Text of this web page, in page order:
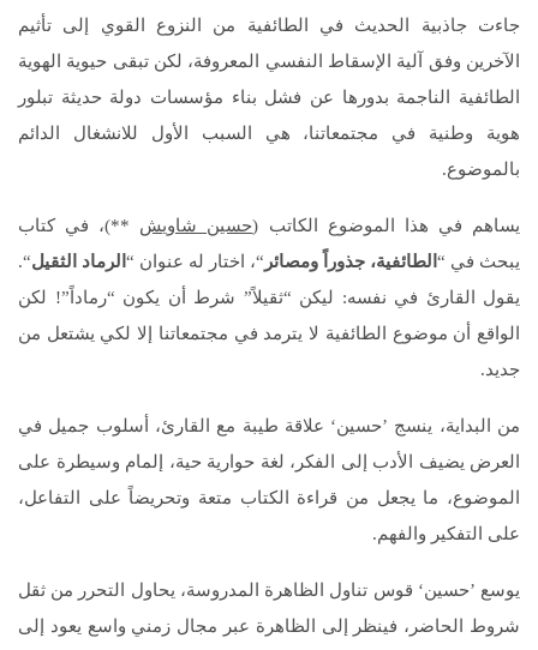
جاءت جاذبية الحديث في الطائفية من النزوع القوي إلى تأثيم
الآخرين وفق آلية الإسقاط النفسي المعروفة، لكن تبقى حيوية الهوية
الطائفية الناجمة بدورها عن فشل بناء مؤسسات دولة حديثة تبلور
هوية وطنية في مجتمعاتنا، هي السبب الأول للانشغال الدائم
بالموضوع.
يساهم في هذا الموضوع الكاتب (حسين شاويش **)، في كتاب
يبحث في “ الطائفية، جذوراً ومصائر “، اختار له عنوان “ الرماد الثقيل“.
يقول القارئ في نفسه: ليكن “ثقيلاً” شرط أن يكون “رماداً”! لكن
الواقع أن موضوع الطائفية لا يترمد في مجتمعاتنا إلا لكي يشتعل من
جديد.
من البداية، ينسج ’حسين‘ علاقة طيبة مع القارئ، أسلوب جميل في
العرض يضيف الأدب إلى الفكر، لغة حوارية حية، إلمام وسيطرة على
الموضوع، ما يجعل من قراءة الكتاب متعة وتحريضاً على التفاعل،
على التفكير والفهم.
يوسع ’حسين‘ قوس تناول الظاهرة المدروسة، يحاول التحرر من ثقل
شروط الحاضر، فينظر إلى الظاهرة عبر مجال زمني واسع يعود إلى